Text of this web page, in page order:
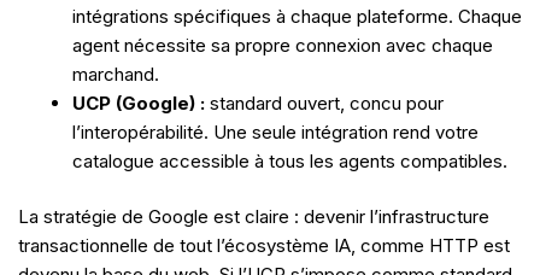
intégrations spécifiques à chaque plateforme. Chaque
agent nécessite sa propre connexion avec chaque
marchand.
UCP (Google) : standard ouvert, concu pour
l’interopérabilité. Une seule intégration rend votre
catalogue accessible à tous les agents compatibles.
La stratégie de Google est claire : devenir l’infrastructure
transactionnelle de tout l’écosystème IA, comme HTTP est